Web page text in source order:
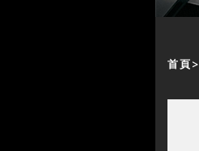
首頁